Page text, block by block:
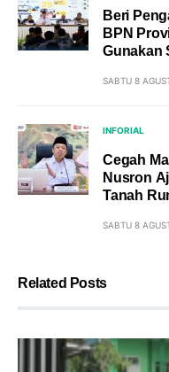
Beri
BPN
Gunakan
SABTU 8
INFORIAL
Cegah
Nusron
Tanah
SABTU 8
Related Posts